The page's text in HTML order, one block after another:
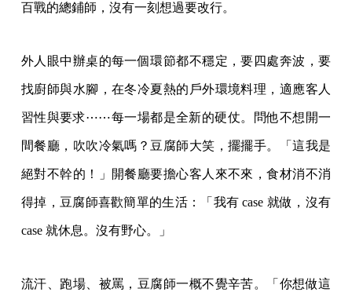
百戰的總鋪師，沒有一刻想過要改行。
外人眼中辦桌的每一個環節都不穩定，要四處奔波，要
找廚師與水腳，在冬冷夏熱的戶外環境料理，適應客人
習性與要求⋯⋯每一場都是全新的硬仗。問他不想開一
間餐廳，吹吹冷氣嗎？豆腐師大笑，擺擺手。「這我是
絕對不幹的！」開餐廳要擔心客人來不來，食材消不消
得掉，豆腐師喜歡簡單的生活：「我有 case 就做，沒有
case 就休息。沒有野心。」
流汗、跑場、被罵，豆腐師一概不覺辛苦。「你想做這